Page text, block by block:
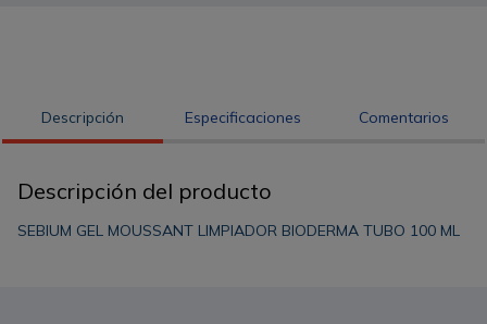
Descripción Especificaciones Comentarios
Descripción del producto
SEBIUM GEL MOUSSANT LIMPIADOR BIODERMA TUBO 100 ML